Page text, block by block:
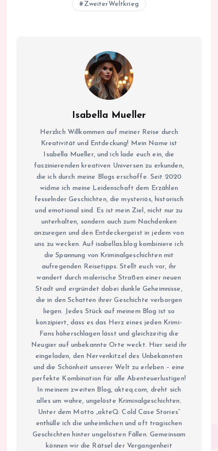
ZweiterWeltkrieg
Isabella Mueller
Herzlich Willkommen auf meiner Reise durch
Kreativität und Entdeckung! Mein Name ist
Isabella Mueller, und ich lade euch ein, die
faszinierenden kreativen Universen zu erkunden,
die ich durch meine Blogs erschaffe. Seit 2020
widme ich meine Leidenschaft dem Erzählen
fesselnder Geschichten, die mysteriös, historisch
und emotional sind. Es ist mein Ziel, nicht nur zu
unterhalten, sondern auch zum Nachdenken
anzuregen und den Entdeckergeist in jedem von
uns zu wecken. Auf isabellas.blog kombiniere ich
die Spannung von Kriminalgeschichten mit
aufregenden Reisetipps. Stellt euch vor, ihr
wandert durch malerische Straßen einer neuen
Stadt und ergründet dabei dunkle Geheimnisse,
die in den Schatten ihrer Geschichte verborgen
liegen. Jedes Stück auf meinem Blog ist so
konzipiert, dass es das Herz eines jeden Krimi-
Fans höherschlagen lässt und gleichzeitig die
Neugier auf unbekannte Orte weckt. Hier seid ihr
eingeladen, den Nervenkitzel des Unbekannten
und die Schönheit unserer Welt zu erleben – eine
perfekte Kombination für alle Abenteuerlustigen!
In meinem zweiten Blog, akteq.com, dreht sich
alles um wahre, ungelöste Kriminalgeschichten.
Unter dem Motto „akteQ: Cold Case Stories“
enthülle ich die unheimlichen und oft tragischen
Geschichten hinter ungelösten Fällen. Gemeinsam
können wir die Rätsel der Vergangenheit